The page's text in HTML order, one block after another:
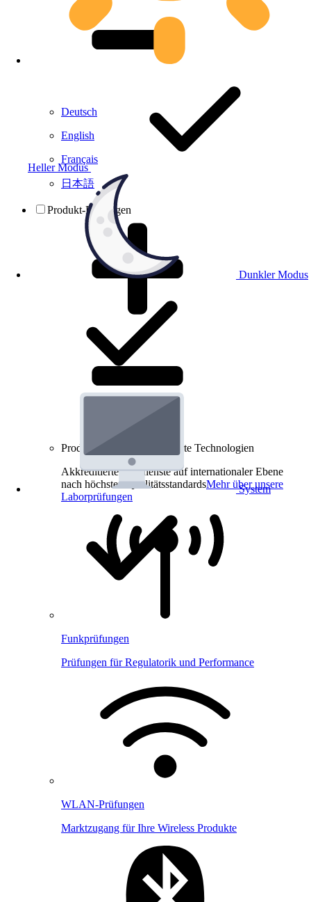
Heller Modus
Dunkler Modus
System
Deutsch
English
Français
日本語
Produkt-Prüfungen
Produkt-Prüfungen für smarte Technologien
Akkreditierte Prüfdienste auf internationaler Ebene
nach höchsten QualitätsstandardsMehr über unsere
Laborprüfungen
Funkprüfungen
Prüfungen für Regulatorik und Performance
WLAN-Prüfungen
Marktzugang für Ihre Wireless Produkte